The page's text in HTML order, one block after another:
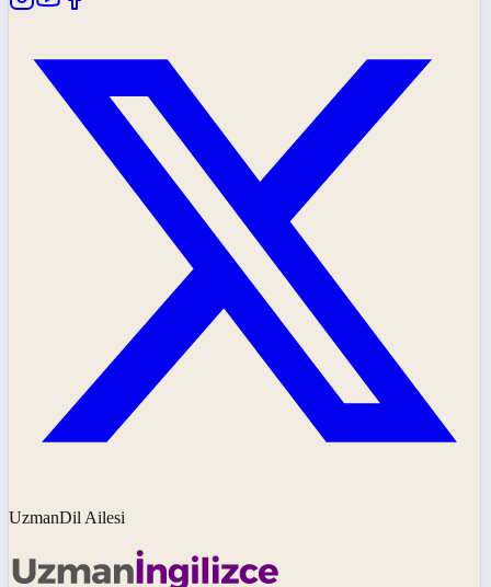
UzmanDil Ailesi